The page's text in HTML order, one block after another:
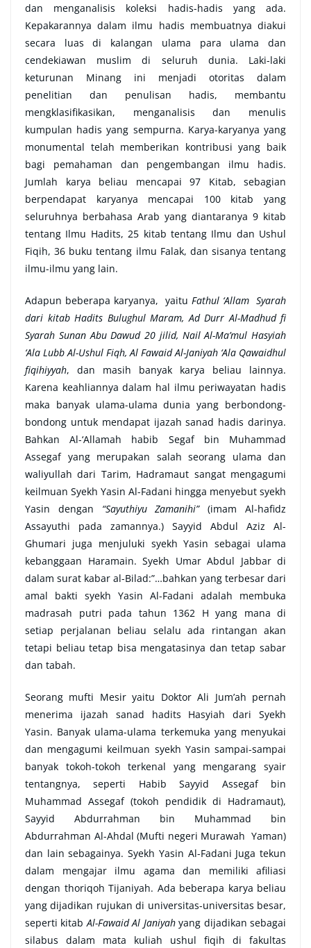
dan menganalisis koleksi hadis-hadis yang ada.
Kepakarannya dalam ilmu hadis membuatnya diakui
secara luas di kalangan ulama para ulama dan
cendekiawan muslim di seluruh dunia. Laki-laki
keturunan Minang ini menjadi otoritas dalam
penelitian dan penulisan hadis, membantu
mengklasifikasikan, menganalisis dan menulis
kumpulan hadis yang sempurna. Karya-karyanya yang
monumental telah memberikan kontribusi yang baik
bagi pemahaman dan pengembangan ilmu hadis.
Jumlah karya beliau mencapai 97 Kitab, sebagian
berpendapat karyanya mencapai 100 kitab yang
seluruhnya berbahasa Arab yang diantaranya 9 kitab
tentang Ilmu Hadits, 25 kitab tentang Ilmu dan Ushul
Fiqih, 36 buku tentang ilmu Falak, dan sisanya tentang
ilmu-ilmu yang lain.
Adapun beberapa karyanya, yaitu Fathul ‘Allam Syarah
dari kitab Hadits Bulughul Maram, Ad Durr Al-Madhud fi
Syarah Sunan Abu Dawud 20 jilid, Nail Al-Ma’mul Hasyiah
‘Ala Lubb Al-Ushul Fiqh, Al Fawaid Al-Janiyah ‘Ala Qawaidhul
fiqihiyyah, dan masih banyak karya beliau lainnya.
Karena keahliannya dalam hal ilmu periwayatan hadis
maka banyak ulama-ulama dunia yang berbondong-
bondong untuk mendapat ijazah sanad hadis darinya.
Bahkan Al-‘Allamah habib Segaf bin Muhammad
Assegaf yang merupakan salah seorang ulama dan
waliyullah dari Tarim, Hadramaut sangat mengagumi
keilmuan Syekh Yasin Al-Fadani hingga menyebut syekh
Yasin dengan “Sayuthiyu Zamanihi”(imam Al-hafidz
Assayuthi pada zamannya.) Sayyid Abdul Aziz Al-
Ghumari juga menjuluki syekh Yasin sebagai ulama
kebanggaan Haramain. Syekh Umar Abdul Jabbar di
dalam surat kabar al-Bilad:”…bahkan yang terbesar dari
amal bakti syekh Yasin Al-Fadani adalah membuka
madrasah putri pada tahun 1362 H yang mana di
setiap perjalanan beliau selalu ada rintangan akan
tetapi beliau tetap bisa mengatasinya dan tetap sabar
dan tabah.
Seorang mufti Mesir yaitu Doktor Ali Jum’ah pernah
menerima ijazah sanad hadits Hasyiah dari Syekh
Yasin. Banyak ulama-ulama terkemuka yang menyukai
dan mengagumi keilmuan syekh Yasin sampai-sampai
banyak tokoh-tokoh terkenal yang mengarang syair
tentangnya, seperti Habib Sayyid Assegaf bin
Muhammad Assegaf (tokoh pendidik di Hadramaut),
Sayyid Abdurrahman bin Muhammad bin
Abdurrahman Al-Ahdal (Mufti negeri Murawah Yaman)
dan lain sebagainya. Syekh Yasin Al-Fadani Juga tekun
dalam mengajar ilmu agama dan memiliki afiliasi
dengan thoriqoh Tijaniyah. Ada beberapa karya beliau
yang dijadikan rujukan di universitas-universitas besar,
seperti kitabAl-Fawaid Al Janiyahyang dijadikan sebagai
silabus dalam mata kuliah ushul fiqih di fakultas